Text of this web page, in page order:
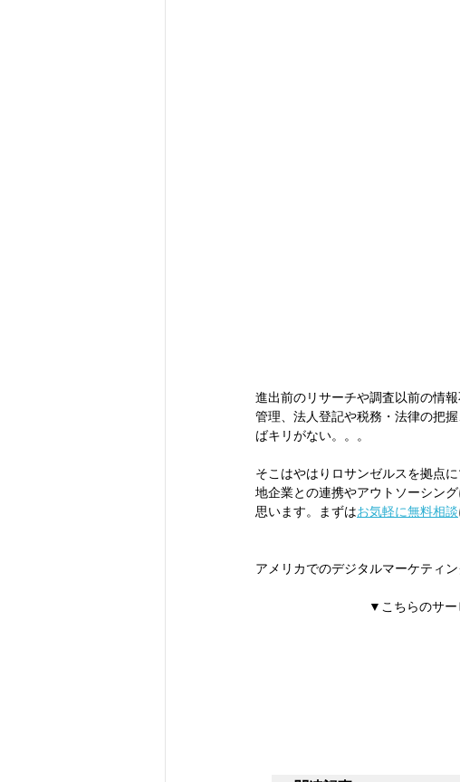
進出前のリサーチや調査以前の情
管理、法⼈登記や税務・法律の把
ばキリがない。。。
そこはやはりロサンゼルスを拠点
地企業との連携やアウトソーシン
思います。まずはお気軽に無料相談
アメリカでのデジタルマーケティ
▼こちらのサー